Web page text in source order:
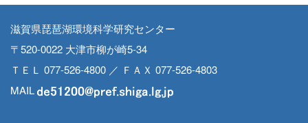
滋賀県琵琶湖環境科学研究センター
〒520-0022 大津市柳が崎5-34
ＴＥＬ 077-526-4800 ／ ＦＡＸ 077-526-4803
MAIL